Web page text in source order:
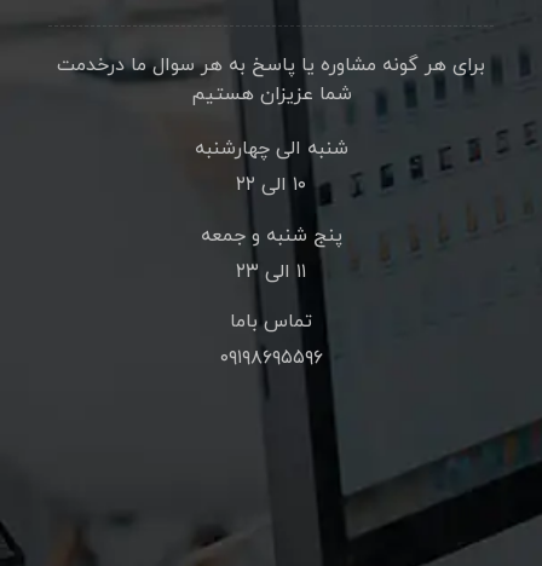
برای هر گونه مشاوره یا پاسخ به هر سوال ما درخدمت
شما عزیزان هستیم
شنبه الی چهارشنبه
۱۰ الی ۲۲
پنج شنبه و جمعه
۱۱ الی ۲۳
تماس باما
۰۹۱۹۸۶۹۵۵۹۶